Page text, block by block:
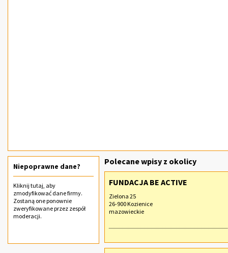
Niepoprawne dane?
Kliknij tutaj, aby
zmodyfikować dane firmy.
Zostaną one ponownie
zweryfikowane przez zespół
moderacji.
Polecane wpisy z okolicy
FUNDACJA BE ACTIVE
Zielona 25
26-900 Kozienice
mazowieckie